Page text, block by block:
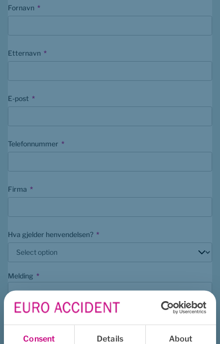
Consent Details About
Fornavn *(mandatory)
Etternavn *(mandatory)
E-post *(mandatory)
Telefonnummer *(mandatory)
Firma *(mandatory)
Hva gjelder henvendelsen? *(mandatory)
Melding *(mandatory)